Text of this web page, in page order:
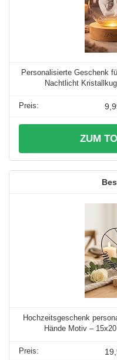
Personalisierte Geschenk
Nachtlicht
ZUM
Hochzeitsgeschenk
Hände Motiv –